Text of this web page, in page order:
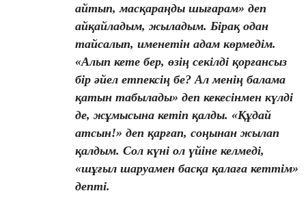
айтып, масқараңды шығарам» деп
айқайладым, жыладым. Бірақ одан
тайсалып, именетін адам көрмедім.
«Алып кете бер, өзің секілді қорғансыз
бір әйел етпексің бе? Ал менің балама
қатын табылады» деп кекесінмен күлді
де, жұмысына кетіп қалды. «Құдай
атсын!» деп қарғап, соңынан жылап
қалдым. Сол күні ол үйіне келмеді,
«шұғыл шаруамен басқа қалаға кеттім»
депті.